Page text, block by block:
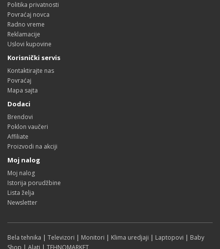
Politika privatnosti
Povraćaj novca
Radno vreme
Reklamacije
Uslovi kupovine
Korisnički servis
Kontaktirajte nas
Povraćaj
Mapa sajta
Dodaci
Brendovi
Poklon vaučeri
Affiliate
Proizvodi na akciji
Moj nalog
Moj nalog
Istorija porudžbine
Lista želja
Newsletter
Bela tehnika | Televizori | Monitori | Klima uredjaji | Laptopovi | Baby
Shop | Alati | TEHNOMARKET